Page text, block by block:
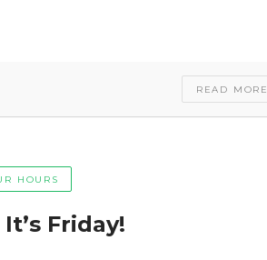
READ MORE
HOURS
Friday!